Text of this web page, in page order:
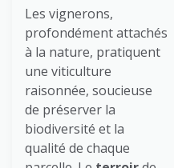
Les vignerons,
profondément attachés
à la nature, pratiquent
une viticulture
raisonnée, soucieuse
de préserver la
biodiversité et la
qualité de chaque